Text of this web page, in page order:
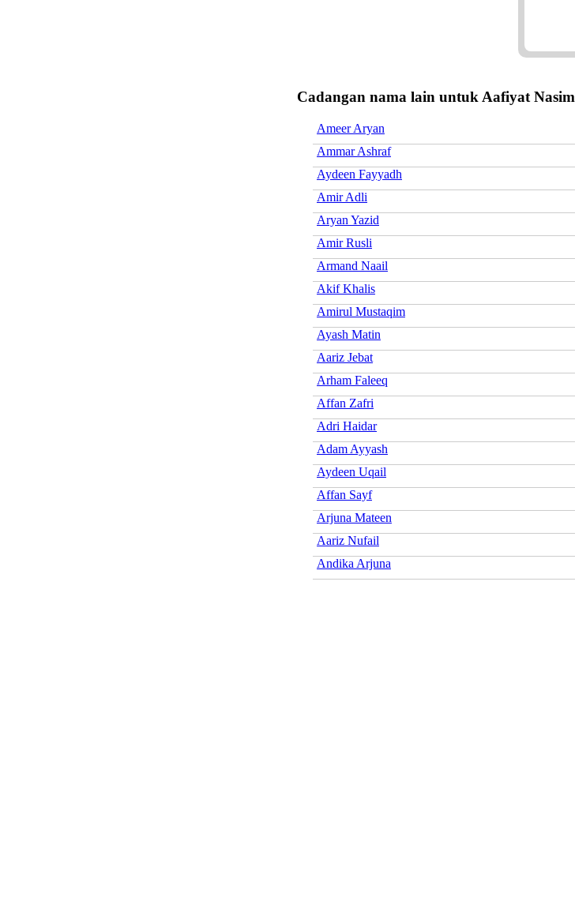
Cadangan nama lain untuk Aafiyat Nasim
Ameer Aryan
Ammar Ashraf
Aydeen Fayyadh
Amir Adli
Aryan Yazid
Amir Rusli
Armand Naail
Akif Khalis
Amirul Mustaqim
Ayash Matin
Aariz Jebat
Arham Faleeq
Affan Zafri
Adri Haidar
Adam Ayyash
Aydeen Uqail
Affan Sayf
Arjuna Mateen
Aariz Nufail
Andika Arjuna